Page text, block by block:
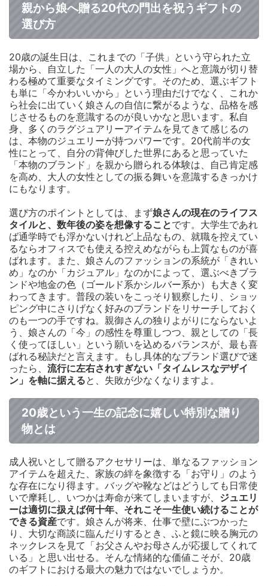
親から娘へ贈る20代の門出を祝うギフトの
選び方
20歳の誕生日は、これまでの「子供」という守られた立
場から、自立した「一人の大人の女性」へと意識が切り替
わる極めて重要なタイミングです。そのため、選ぶギフト
も単に「今かわいいから」という理由だけでなく、これか
ら社会に出ていく娘さんの自信に繋がるような、品格を感
じさせるものを意識するのが良いかなと思います。私自
身、多くのラグジュアリーアイテムを見てきて感じるの
は、本物のジュエリーが持つパワーです。20代前半の女
性にとって、自分の背伸びした世界にあると思っていた
「本物のブランド」を親から贈られる体験は、自己肯定感
を高め、大人の女性としての振る舞いを意識するきっかけ
にもなります。
選び方のポイントとしては、まず娘さんの現在のライフス
タイルと、数年後の姿を想像することです。大学生であれ
ば通学時でも浮かないけれど上品なもの、就職を控えてい
るならオフィスでも使える控えめながらも上質なものが喜
ばれます。また、娘さんのファッションの系統が「きれい
め」なのか「カジュアル」なのかによって、選ぶべきブラ
ンドや地金の色（ゴールド系かシルバー系か）も大きく変
わってきます。普段の装いをこっそり観察したり、ショッ
ピング中にさりげなく好みのブランドをリサーチしておく
のも一つの手ですね。親御さんの独りよがりにならないよ
う、娘さんの「今」の感性を尊重しつつ、親としての「長
く使ってほしい」という願いを込めるバランスが、最も喜
ばれる秘訣だと言えます。もし具体的なブランド選びで迷
ったら、 流行に左右されすぎない「タイムレスなデザイ
ン」を軸に据えると、失敗が少なくなりますよ。
20歳という一生の記念に嬉しい特別な贈り
物とは
成人祝いとして贈るアクセサリーは、単なるファッション
アイテムを超えた、家族の絆を象徴する「お守り」のよう
な存在になり得ます。バッグや靴などはどうしても日常使
いで摩耗し、いつかは寿命が来てしまいますが、 ジュエリ
ーは適切に扱えば何十年、それこそ一生使い続けることが
できる資産です。娘さんが将来、仕事で壁にぶつかった
り、大切な商談に臨んだりするとき、ふと鏡に映る胸元の
ネックレスを見て「お父さんやお母さんが応援してくれて
いる」と思い出せる。そんな情緒的な価値こそが、20歳
のギフトにおける最大の魅力ではないでしょうか。